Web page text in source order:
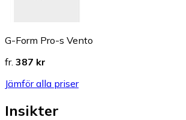
G-Form Pro-s Vento
fr. 387 kr
Jämför alla priser
Insikter